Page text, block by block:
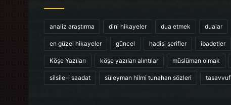
analiz araştırma dini hikayeler dua etmek dualar
en güzel hikayeler güncel hadisi şerifler ibadetler
Köşe Yazıları köşe yazıları alıntılar müslüman olmak
silsile-i saadat süleyman hilmi tunahan sözleri tasavvuf